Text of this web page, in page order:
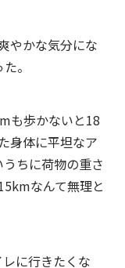
やかな気分にな
。
も歩かないと18
身体に平坦なア
ちに荷物の重さ
なんて無理と
に行きたくな